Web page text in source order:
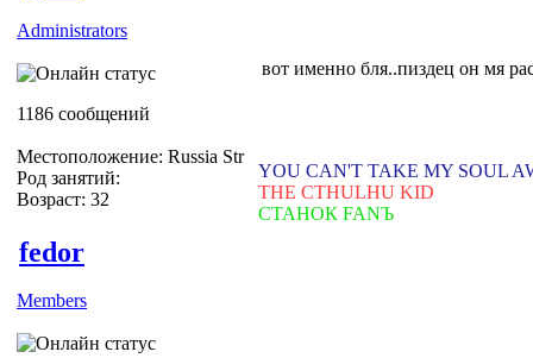
Administrators
1186 сообщений
Местоположение: Russia Str
Род занятий:
Возраст: 32
вот именно бля..пиздец он мя
YOU CAN'T TAKE MY SOUL
THE CTHULHU KID
СТАНОК FANЪ
fedor
Members